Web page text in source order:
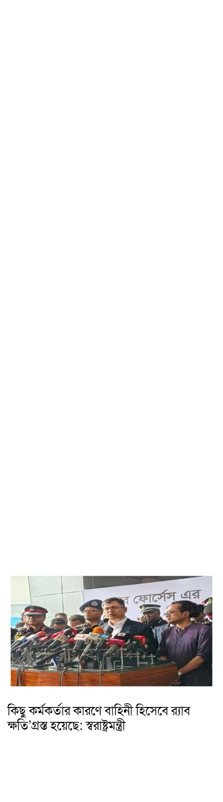
কিছু কর্মকর্তার কারণে বাহিনী হিসেবে র‍্যাব
ক্ষতি’গ্রস্ত হয়েছে: স্বরাষ্ট্রমন্ত্রী